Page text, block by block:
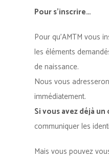
Pour s’inscrire…
Pour qu’AMTM vous
les éléments
de naissance.
Nous vous
immédiatement.
Si vous avez déjà
communiquer les
Mais vous pouvez